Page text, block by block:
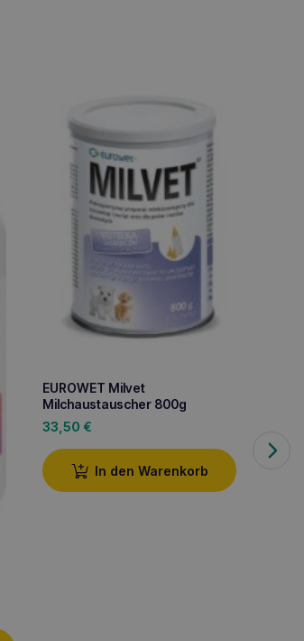
EUROWET Milvet
Milchaustauscher 800g
33,50 €
In den Warenkorb